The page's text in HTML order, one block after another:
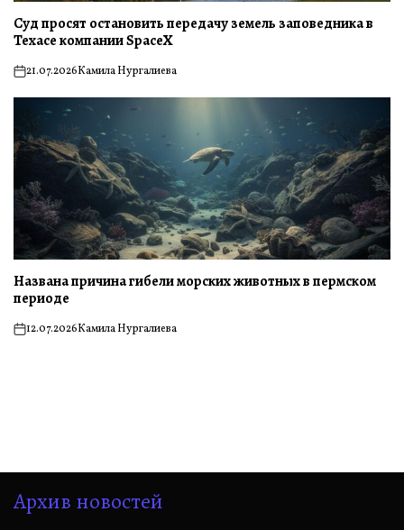
Суд просят остановить передачу земель заповедника в
Техасе компании SpaceX
on21.07.2026Камила Нургалиева
Названа причина гибели морских животных в пермском
периоде
on12.07.2026Камила Нургалиева
Архив новостей